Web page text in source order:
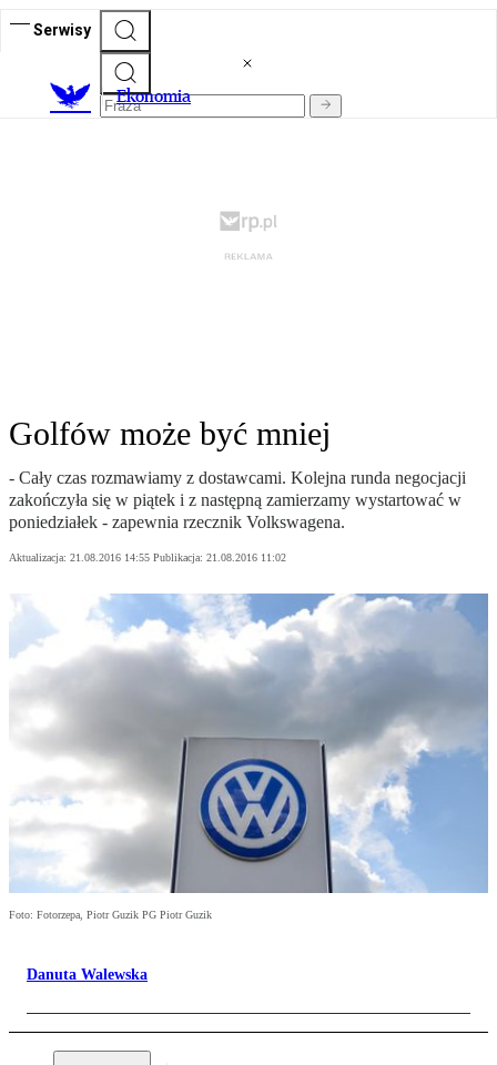
Serwisy
Ekonomia
Golfów może być mniej
- Cały czas rozmawiamy z dostawcami. Kolejna runda negocjacji
zakończyła się w piątek i z następną zamierzamy wystartować w
poniedziałek - zapewnia rzecznik Volkswagena.
Aktualizacja: 21.08.2016 14:55 Publikacja: 21.08.2016 11:02
Foto: Fotorzepa, Piotr Guzik PG Piotr Guzik
Danuta Walewska